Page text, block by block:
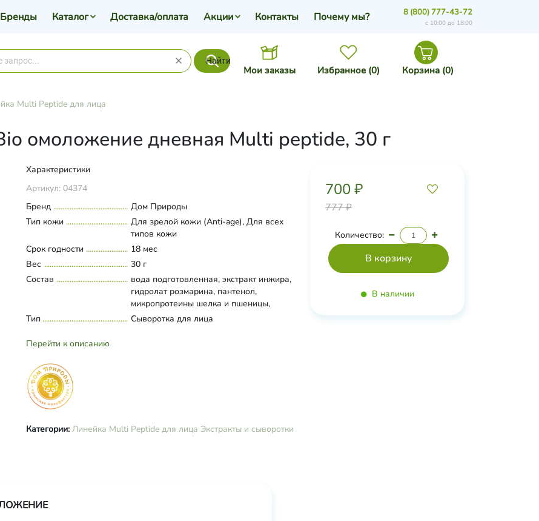
Найти
Мои заказы Избранное (0) Корзина (0)
Бренды Каталог Доставка/оплата Акции Контакты Почему мы? 8 (800) 777-43-72
с 10:00 до 18:00
Multi Peptide для лица
омоложение дневная Multi peptide, 30 г
Характеристики
Артикул: 04374
Бренд
Дом Природы
Тип кожи
Для зрелой кожи (Anti-age), Для всех
типов кожи
Срок годности
18 мес
Вес
30 г
Состав
вода подготовленная, экстракт инжира,
гидролат розмарина, пантенол,
микропротеины шелка и пшеницы,
пирролидонкарбонат натрия,
Развернуть состав
Тип Сыворотка для лица
Перейти к описанию
Категории: Линейка Multi Peptide для лица Экстракты и сыворотки
700 ₽
777 ₽
Количество:
В наличии